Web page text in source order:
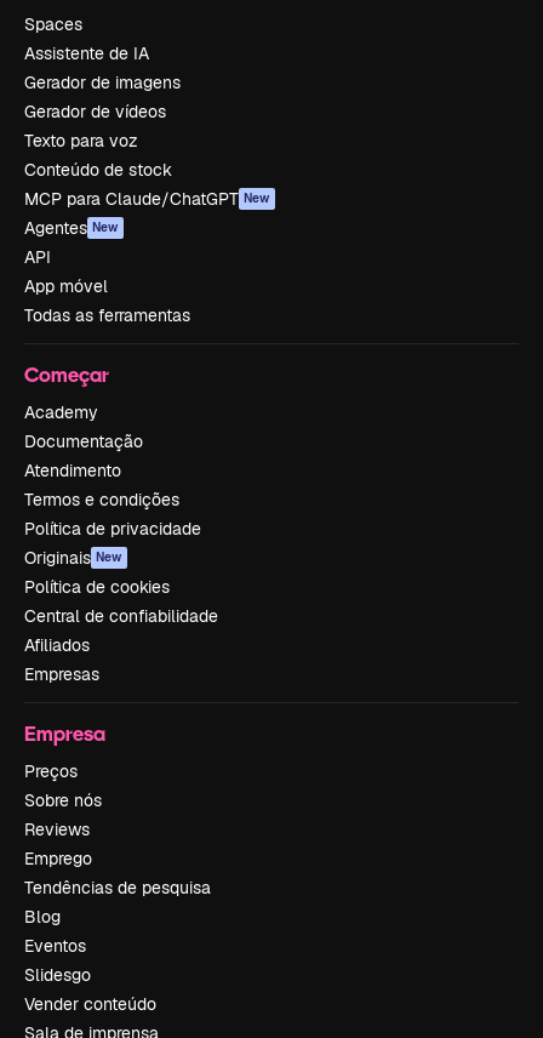
Spaces
Assistente de IA
Gerador de imagens
Gerador de vídeos
Texto para voz
Conteúdo de stock
MCP para Claude/ChatGPT New
Agentes New
API
App móvel
Todas as ferramentas
Começar
Academy
Documentação
Atendimento
Termos e condições
Política de privacidade
Originais New
Política de cookies
Central de confiabilidade
Afiliados
Empresas
Empresa
Preços
Sobre nós
Reviews
Emprego
Tendências de pesquisa
Blog
Eventos
Slidesgo
Vender conteúdo
Sala de imprensa